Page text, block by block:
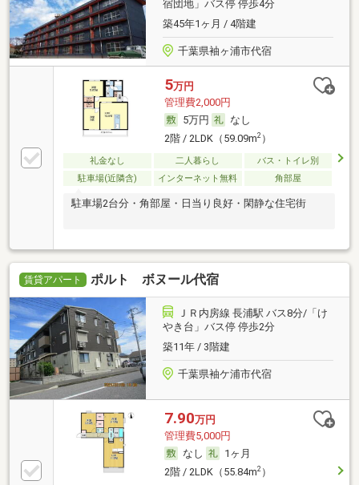
宿団地」バス停 停歩4分
築45年1ヶ月 / 4階建
千葉県袖ヶ浦市代宿
5万円
管理費2,000円
5万円
なし
2階 / 2LDK（59.09m2）
礼金なし 二人暮らし
バス・トイレ別
駐車場(近隣含)
インターネット無料 角部屋
駐車場2台分・角部屋・日当り良好・閑静な住宅街
賃貸アパート ポルト ボヌール代宿
ＪＲ内房線 長浦駅 バス8分/「け
やき台」バス停 停歩2分
築11年 / 3階建
千葉県袖ケ浦市代宿
7.90万円
管理費5,000円
なし
1ヶ月
2階 / 2LDK（55.84m2）